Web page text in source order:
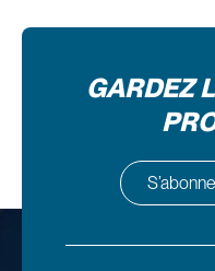
GARDEZ